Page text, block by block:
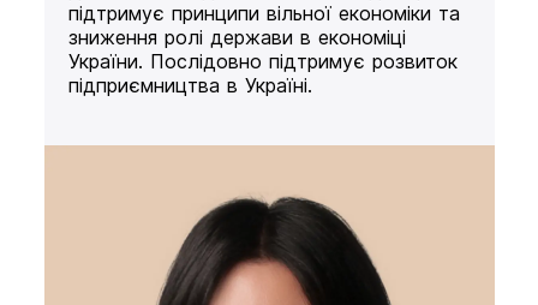
підтримує принципи вільної економіки та
зниження ролі держави в економіці
України. Послідовно підтримує розвиток
підприємництва в Україні.